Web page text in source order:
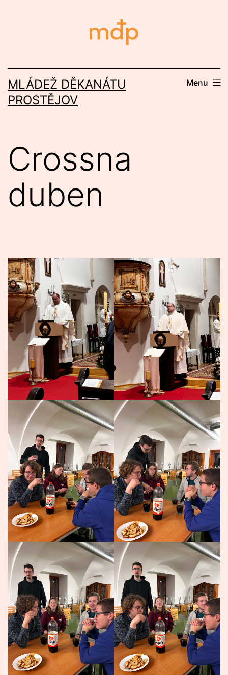
MLÁDEŽ DĚKANÁTU
PROSTĚJOV
Menu
Crossna
duben